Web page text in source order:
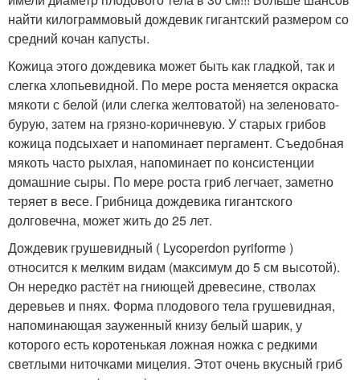
найти килограммовый дождевик гигантский размером со
средний кочан капусты.
Кожица этого дождевика может быть как гладкой, так и
слегка хлопьевидной. По мере роста меняется окраска
мякоти с белой (или слегка желтоватой) на зеленовато-
бурую, затем на грязно-коричневую. У старых грибов
кожица подсыхает и напоминает пергамент. Съедобная
мякоть часто рыхлая, напоминает по консистенции
домашние сыры. По мере роста гриб легчает, заметно
теряет в весе. Грибница дождевика гигантского
долговечна, может жить до 25 лет.
Дождевик грушевидный ( Lycoperdon pyriforme )
относится к мелким видам (максимум до 5 см высотой).
Он нередко растёт на гниющей древесине, стволах
деревьев и пнях. Форма плодового тела грушевидная,
напоминающая зауженный книзу белый шарик, у
которого есть коротенькая ложная ножка с редкими
светлыми ниточками мицелия. Этот очень вкусный гриб